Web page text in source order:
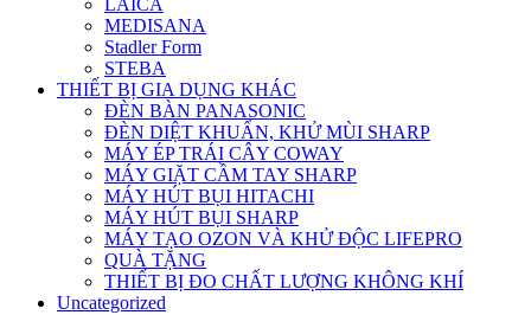
LAICA
MEDISANA
Stadler Form
STEBA
THIẾT BỊ GIA DỤNG KHÁC
ĐÈN BÀN PANASONIC
ĐÈN DIỆT KHUẨN, KHỬ MÙI SHARP
MÁY ÉP TRÁI CÂY COWAY
MÁY GIẶT CẦM TAY SHARP
MÁY HÚT BỤI HITACHI
MÁY HÚT BỤI SHARP
MÁY TẠO OZON VÀ KHỬ ĐỘC LIFEPRO
QUÀ TẶNG
THIẾT BỊ ĐO CHẤT LƯỢNG KHÔNG KHÍ
Uncategorized